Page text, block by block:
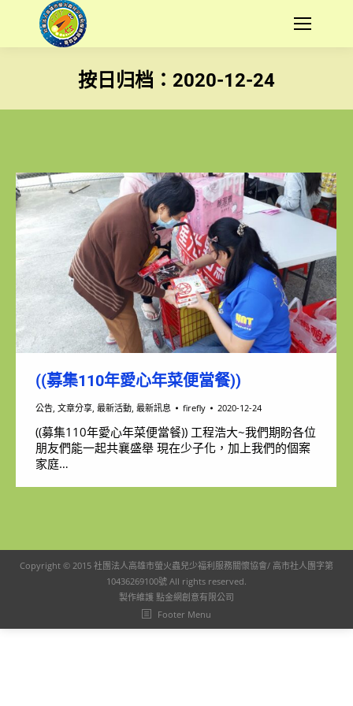
按日归档： 2020-12-24
((募集110年愛心年菜便當餐))
公告, 文章分享, 最新活動, 最新訊息 firefly 2020-12-24
((募集110年愛心年菜便當餐)) 工程浩大~我們期盼各位
朋友們能一起共襄盛舉 現在少子化，加上我們的個案
家庭…
Copyright © 2015 社團法人高雄市螢火蟲兒少福利服務關懷協會/ 高市社人團字第
10436269100號 All rights reserved.
製作維護 點金網創意有限公司
Footer Menu